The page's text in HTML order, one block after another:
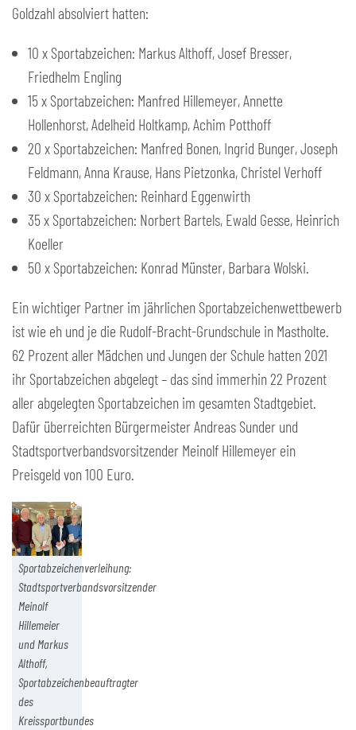
Goldzahl absolviert hatten:
10 x Sportabzeichen: Markus Althoff, Josef Bresser,
Friedhelm Engling
15 x Sportabzeichen: Manfred Hillemeyer, Annette
Hollenhorst, Adelheid Holtkamp, Achim Potthoff
20 x Sportabzeichen: Manfred Bonen, Ingrid Bunger, Joseph
Feldmann, Anna Krause, Hans Pietzonka, Christel Verhoff
30 x Sportabzeichen: Reinhard Eggenwirth
35 x Sportabzeichen: Norbert Bartels, Ewald Gesse, Heinrich
Koeller
50 x Sportabzeichen: Konrad Münster, Barbara Wolski.
Ein wichtiger Partner im jährlichen Sportabzeichenwettbewerb
ist wie eh und je die Rudolf-Bracht-Grundschule in Mastholte.
62 Prozent aller Mädchen und Jungen der Schule hatten 2021
ihr Sportabzeichen abgelegt – das sind immerhin 22 Prozent
aller abgelegten Sportabzeichen im gesamten Stadtgebiet.
Dafür überreichten Bürgermeister Andreas Sunder und
Stadtsportverbandsvorsitzender Meinolf Hillemeyer ein
Preisgeld von 100 Euro.
Sportabzeichenverleihung:
Stadtsportverbandsvorsitzender
Meinolf
Hillemeier
und Markus
Althoff,
Sportabzeichenbeauftragter
des
Kreissportbundes